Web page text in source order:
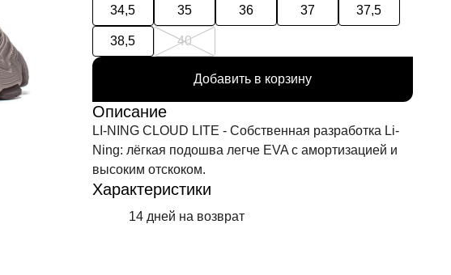
34,5 35 36 37 37,5
38,5 40
Добавить в корзину
Описание
LI-NING CLOUD LITE - Собственная разработка Li-
Ning: лёгкая подошва легче EVA с амортизацией и
высоким отскоком.
Характеристики
14 дней на возврат